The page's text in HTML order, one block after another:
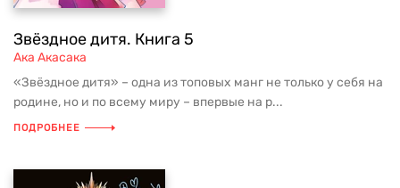
Звёздное дитя. Книга 5
Ака Акасака
«Звёздное дитя» – одна из топовых манг не только у себя на
родине, но и по всему миру – впервые на р...
ПОДРОБНЕЕ